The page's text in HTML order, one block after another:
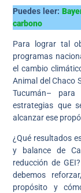
Puedes leer:
carbono
Para lograr tal
programas
el cambio
Animal del Chaco
Tucumán–
estrategias que
alcanzar ese
¿Qué resultados
y balance de
reducción de
debemos
propósito y